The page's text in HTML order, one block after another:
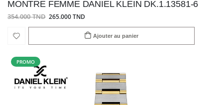
MONTRE FEMME DANIEL KLEIN DK.1.13581-6
354.000 TND 265.000 TND
Ajouter au panier
PROMO